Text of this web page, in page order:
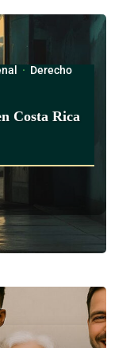
· Derecho
Costa Rica